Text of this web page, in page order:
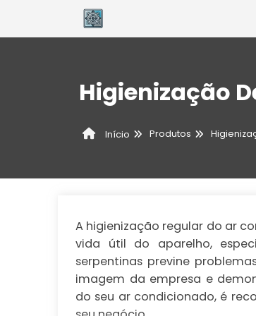
Higienização
Início Produtos
A higienização regular do ar
vida útil do aparelho,
serpentinas previne
imagem da empresa e
do seu ar condicionado, é